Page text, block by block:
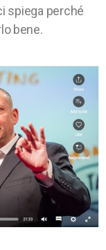
spiega perché
bene.